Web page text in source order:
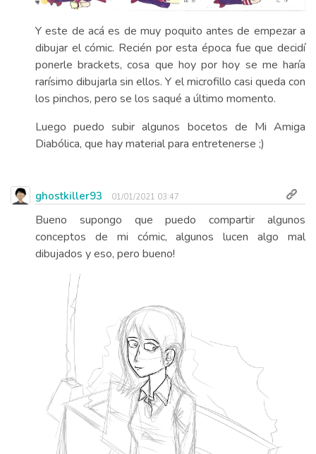
Y este de acá es de muy poquito antes de empezar a
dibujar el cómic. Recién por esta época fue que decidí
ponerle brackets, cosa que hoy por hoy se me haría
rarísimo dibujarla sin ellos. Y el microfillo casi queda con
los pinchos, pero se los saqué a último momento.
Luego puedo subir algunos bocetos de Mi Amiga
Diabólica, que hay material para entretenerse ;)
ghostkiller93 01/01/2021 03:47
Bueno supongo que puedo compartir algunos
conceptos de mi cómic, algunos lucen algo mal
dibujados y eso, pero bueno!